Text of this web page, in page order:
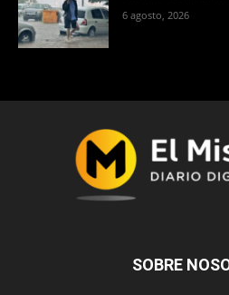
6 agosto, 2026
SOBRE